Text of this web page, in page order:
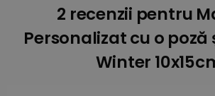
2 recenzii pentru
Personalizat cu o poză
Winter